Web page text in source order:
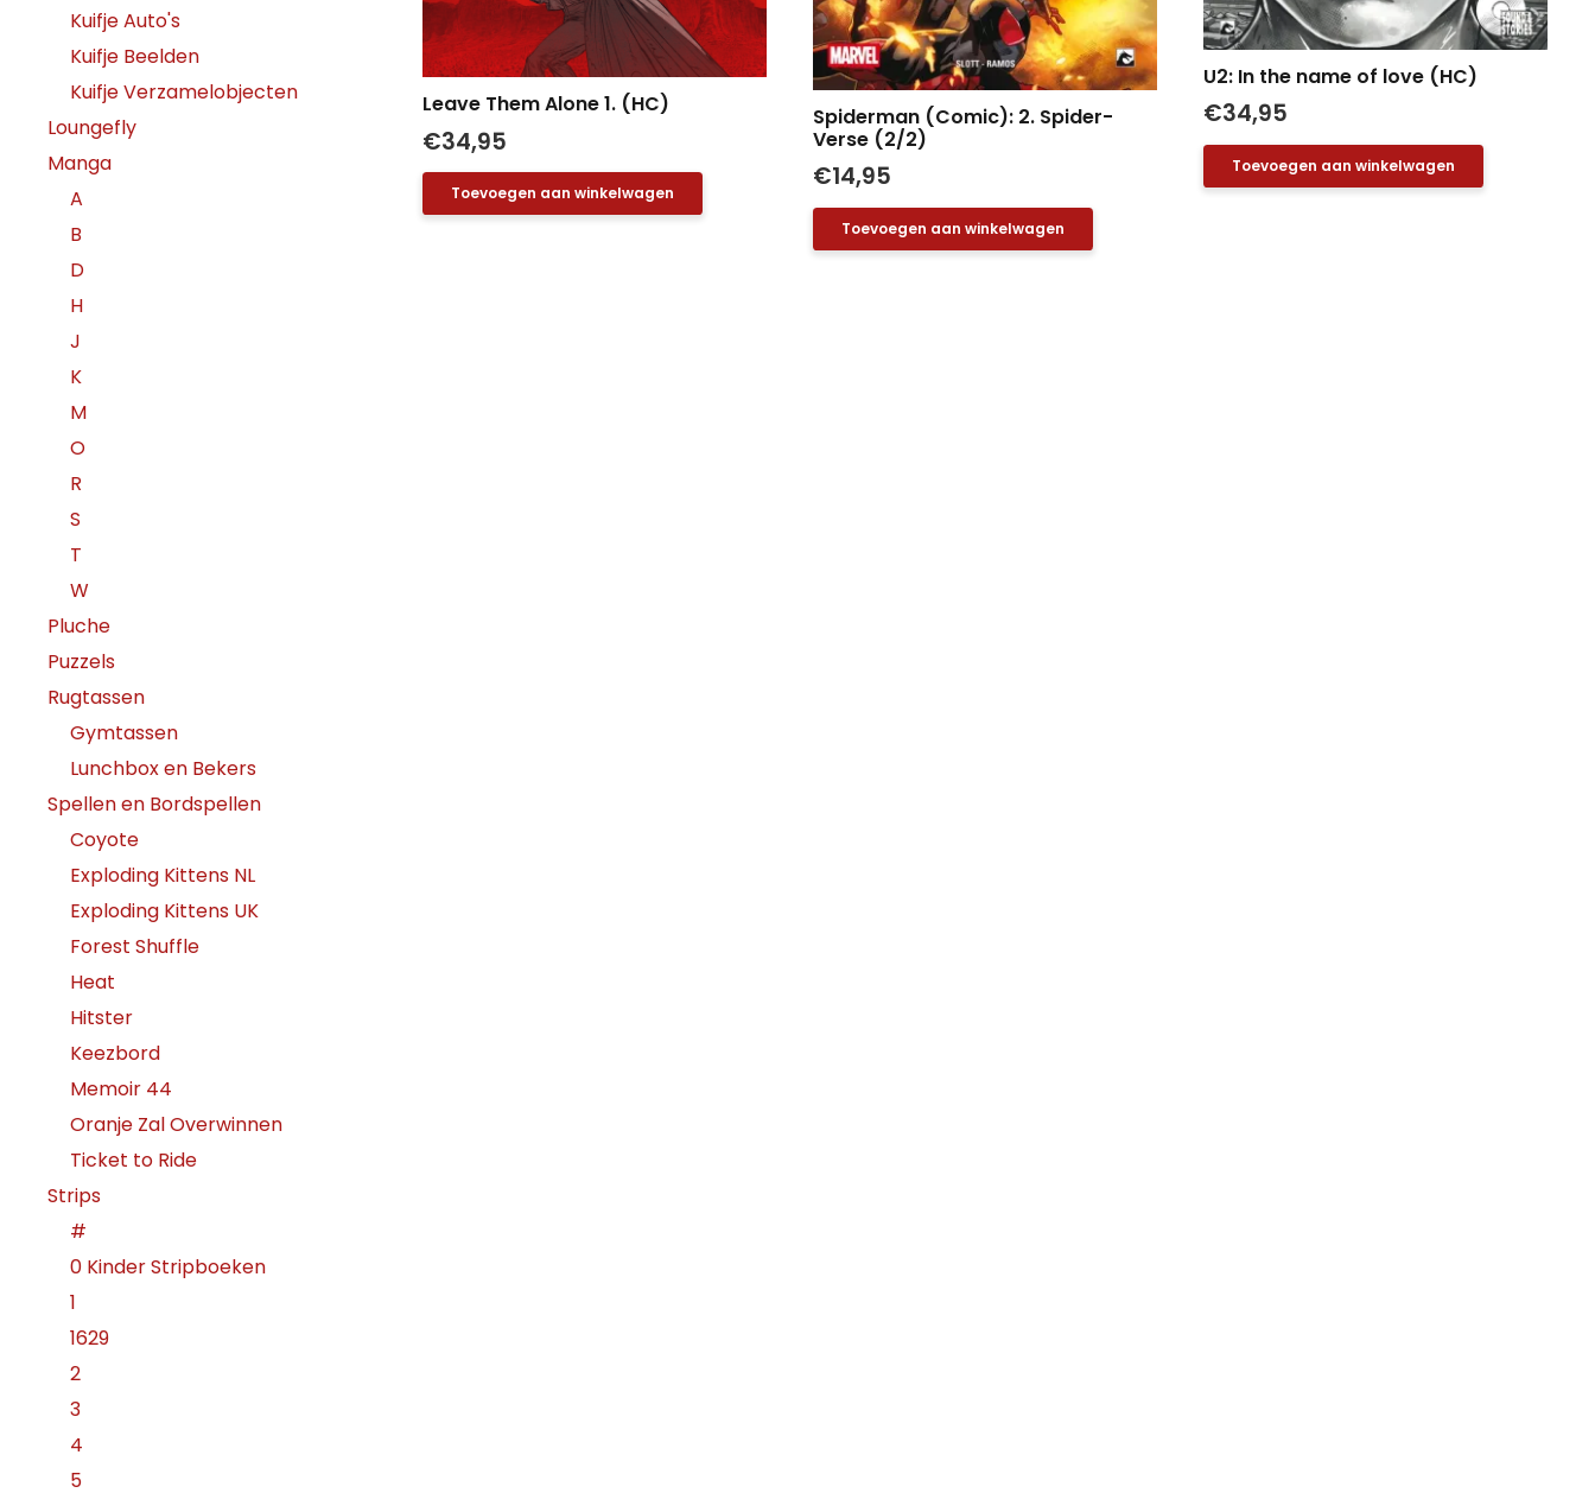
Leave Them Alone 1. (HC)
€34,95
Toevoegen aan winkelwagen
Spiderman (Comic): 2. Spider-
Verse (2/2)
€14,95
Toevoegen aan winkelwagen
U2: In the name of love (HC)
€34,95
Toevoegen aan winkelwagen
Kuifje Auto's
Kuifje Beelden
Kuifje Verzamelobjecten
Loungefly
Manga
A
B
D
H
J
K
M
O
R
S
T
W
Pluche
Puzzels
Rugtassen
Gymtassen
Lunchbox en Bekers
Spellen en Bordspellen
Coyote
Exploding Kittens NL
Exploding Kittens UK
Forest Shuffle
Heat
Hitster
Keezbord
Memoir 44
Oranje Zal Overwinnen
Ticket to Ride
Strips
#
0 Kinder Stripboeken
1
1629
2
3
4
5